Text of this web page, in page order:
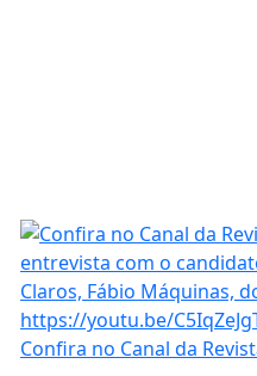
Confira no Canal da